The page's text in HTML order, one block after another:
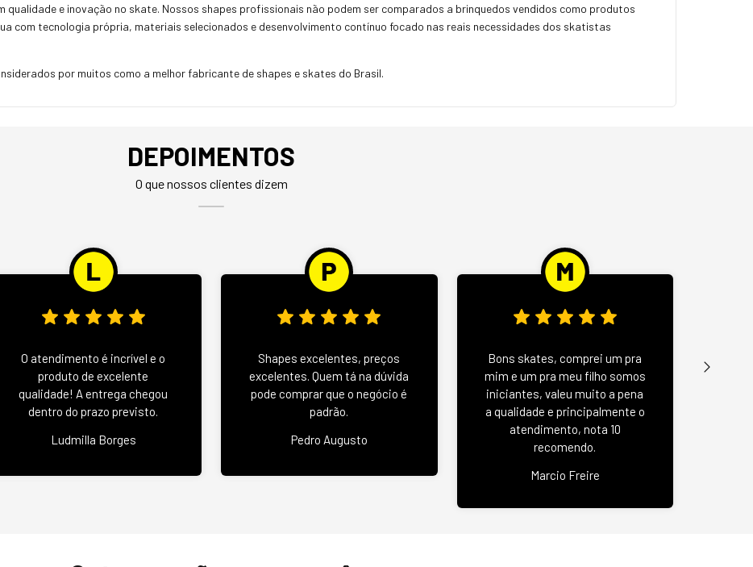
qualidade e inovação no skate. Nossos shapes profissionais não podem ser comparados a brinquedos vendidos como produtos
com tecnologia própria, materiais selecionados e desenvolvimento contínuo focado nas reais necessidades dos skatistas
por muitos como a melhor fabricante de shapes e skates do Brasil.
DEPOIMENTOS
O que nossos clientes dizem
O atendimento é incrível e o
produto de excelente
qualidade! A entrega chegou
dentro do prazo previsto.
Ludmilla Borges
Shapes excelentes, preços
excelentes. Quem tá na dúvida
pode comprar que o negócio é
padrão.
Pedro Augusto
Bons skates, comprei um pra
mim e um pra meu filho somos
iniciantes, valeu muito a pena
a qualidade e principalmente o
atendimento, nota 10
recomendo.
Marcio Freire